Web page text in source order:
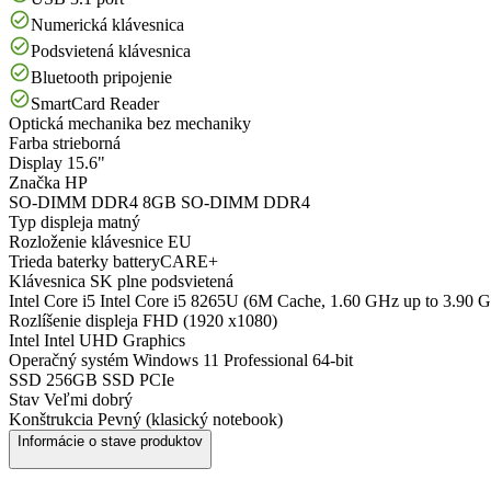
Numerická klávesnica
Podsvietená klávesnica
Bluetooth pripojenie
SmartCard Reader
Optická mechanika bez mechaniky
Farba strieborná
Display 15.6"
Značka HP
SO-DIMM DDR4 8GB SO-DIMM DDR4
Typ displeja matný
Rozloženie klávesnice EU
Trieda baterky batteryCARE+
Klávesnica SK plne podsvietená
Intel Core i5 Intel Core i5 8265U (6M Cache, 1.60 GHz up to 3.90
Rozlíšenie displeja FHD (1920 x1080)
Intel Intel UHD Graphics
Operačný systém Windows 11 Professional 64-bit
SSD 256GB SSD PCIe
Stav Veľmi dobrý
Konštrukcia Pevný (klasický notebook)
Informácie o stave produktov